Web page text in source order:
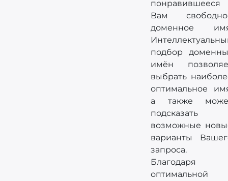
понравившееся
Вам
доменное
подбор
имён
выбрать
оптимальное
а также
подсказать
возможные
варианты
запроса.
Благодаря
оптимальной